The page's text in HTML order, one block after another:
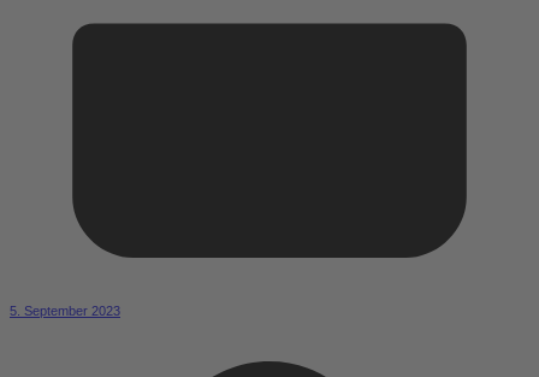
5. September 2023